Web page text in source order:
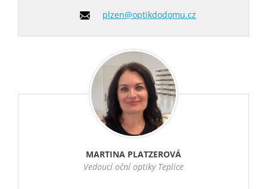
plzen@optikdodomu.cz
MARTINA PLATZEROVÁ
Vedoucí oční optiky Teplice